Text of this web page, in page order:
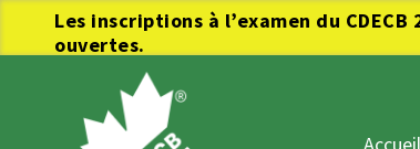
Les inscriptions à l’examen du
ouvertes.